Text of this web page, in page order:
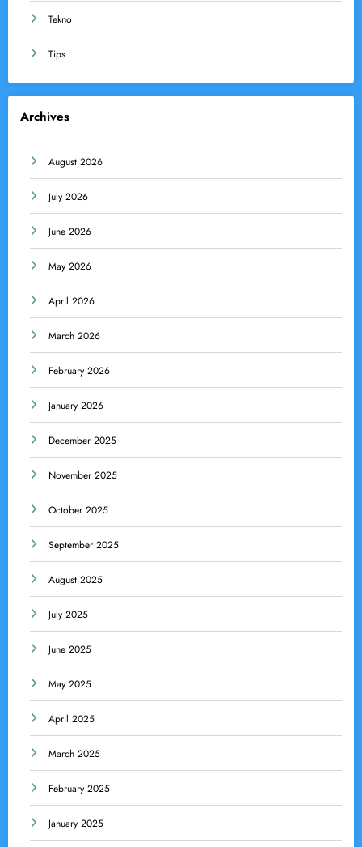
Tekno
Tips
Archives
August 2026
July 2026
June 2026
May 2026
April 2026
March 2026
February 2026
January 2026
December 2025
November 2025
October 2025
September 2025
August 2025
July 2025
June 2025
May 2025
April 2025
March 2025
February 2025
January 2025